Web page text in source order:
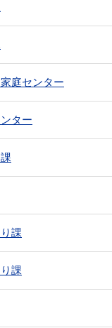
庭センター
ター
課
課